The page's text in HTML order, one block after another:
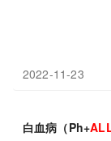
2022-11-23
白血病（Ph+